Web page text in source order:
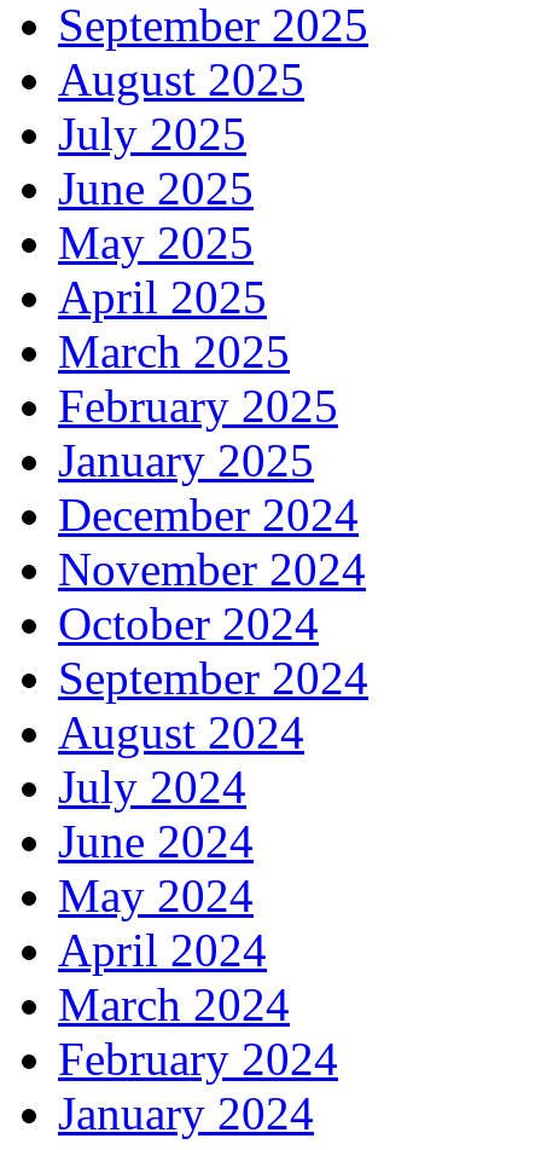
September 2025
August 2025
July 2025
June 2025
May 2025
April 2025
March 2025
February 2025
January 2025
December 2024
November 2024
October 2024
September 2024
August 2024
July 2024
June 2024
May 2024
April 2024
March 2024
February 2024
January 2024